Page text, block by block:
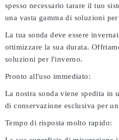
spesso necessario tarare il tuo
una vasta gamma di soluzioni
La tua sonda deve essere
ottimizzare la sua durata.
soluzioni per l'inverno.
Pronto all'uso immediato:
La nostra sonda viene spedita in
di conservazione esclusiva per
Tempo di risposta molto rapido: